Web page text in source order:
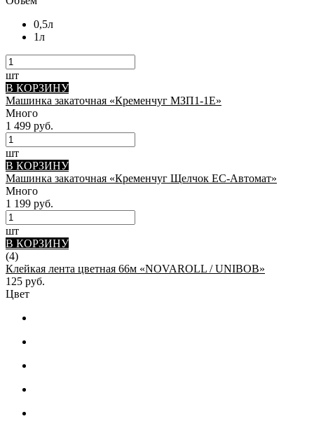
0,5л
1л
шт
В КОРЗИНУ
Машинка закаточная «Кременчуг МЗП1-1Е»
Много
1 499 руб.
шт
В КОРЗИНУ
Машинка закаточная «Кременчуг Щелчок ЕС-Автомат»
Много
1 199 руб.
шт
В КОРЗИНУ
(4)
Клейкая лента цветная 66м «NOVAROLL / UNIBOB»
125 руб.
Цвет